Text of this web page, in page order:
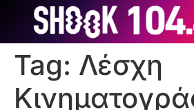
Tag: Λέσχη